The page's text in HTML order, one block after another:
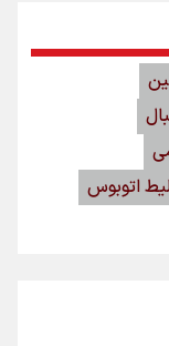
اتوبوس